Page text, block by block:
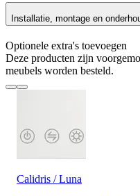
Installatie, montage en
Optionele extra's toevoegen
Deze producten zijn
meubels worden besteld.
Calidris / Luna